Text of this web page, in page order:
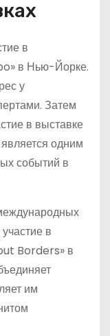
в
в Нью-Йорке.
у
Затем
в выставке
одним
событий в
в
Borders» в
им